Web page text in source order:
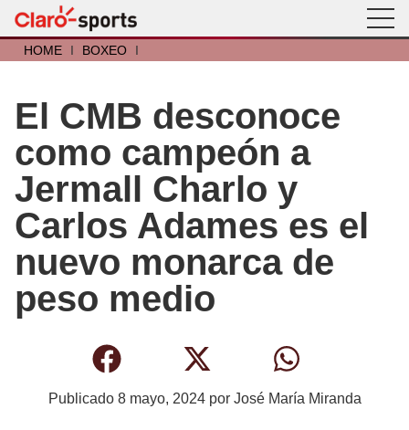
HOME I BOXEO I
El CMB desconoce
como campeón a
Jermall Charlo y
Carlos Adames es el
nuevo monarca de
peso medio
Publicado 8 mayo, 2024por José María Miranda